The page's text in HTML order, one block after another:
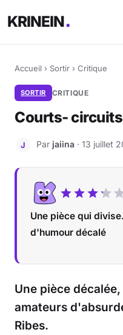
KRINEIN
Accueil › Sortir › Critique
SORTIR CRITIQUE
Courts- circuits
J Par jaiina · 13 juillet
Une pièce qui
d'humour décalé
Une pièce
amateurs
Ribes.